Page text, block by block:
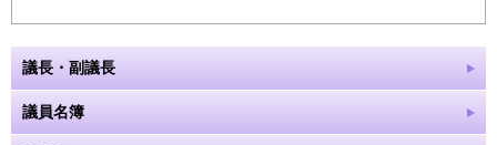
議長・副議長
議員名簿